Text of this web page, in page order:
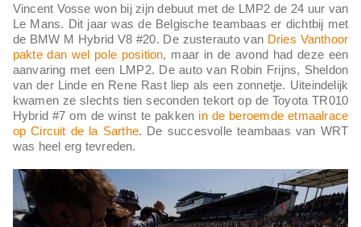
Vincent Vosse won bij zijn debuut met de LMP2 de 24 uur van
Le Mans. Dit jaar was de Belgische teambaas er dichtbij met
de BMW M Hybrid V8 #20. De zusterauto van Dries Vanthoor
pakte dan wel pole position, maar in de avond had deze een
aanvaring met een LMP2. De auto van Robin Frijns, Sheldon
van der Linde en Rene Rast liep als een zonnetje. Uiteindelijk
kwamen ze slechts tien seconden tekort op de Toyota TR010
Hybrid #7 om de winst te pakken in de beroemde etmaalrace
op Circuit de la Sarthe. De succesvolle teambaas van WRT
was heel erg tevreden.